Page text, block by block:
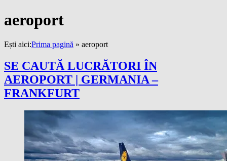
aeroport
Ești aici:Prima pagină » aeroport
SE CAUTĂ LUCRĂTORI ÎN
AEROPORT | GERMANIA –
FRANKFURT